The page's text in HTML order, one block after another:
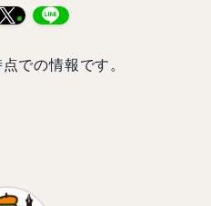
での情報です。